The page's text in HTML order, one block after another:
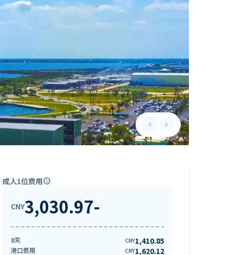
keyboard_arrow_leftPrevious slide
keyboard_arrow_rightNext slide
成人1位费用info
CNY3,030.97-
8天 CNY1,410.85
港口费用 CNY1,620.12